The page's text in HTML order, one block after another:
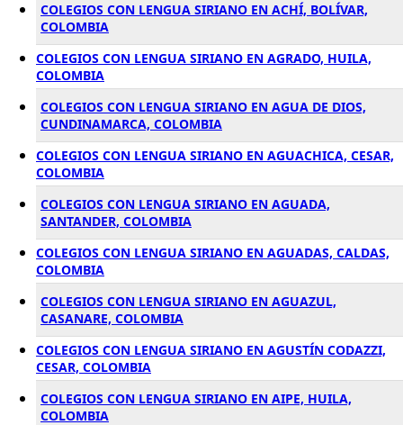
COLEGIOS CON LENGUA SIRIANO EN ACHÍ, BOLÍVAR,
COLOMBIA
COLEGIOS CON LENGUA SIRIANO EN AGRADO, HUILA,
COLOMBIA
COLEGIOS CON LENGUA SIRIANO EN AGUA DE DIOS,
CUNDINAMARCA, COLOMBIA
COLEGIOS CON LENGUA SIRIANO EN AGUACHICA, CESAR,
COLOMBIA
COLEGIOS CON LENGUA SIRIANO EN AGUADA,
SANTANDER, COLOMBIA
COLEGIOS CON LENGUA SIRIANO EN AGUADAS, CALDAS,
COLOMBIA
COLEGIOS CON LENGUA SIRIANO EN AGUAZUL,
CASANARE, COLOMBIA
COLEGIOS CON LENGUA SIRIANO EN AGUSTÍN CODAZZI,
CESAR, COLOMBIA
COLEGIOS CON LENGUA SIRIANO EN AIPE, HUILA,
COLOMBIA